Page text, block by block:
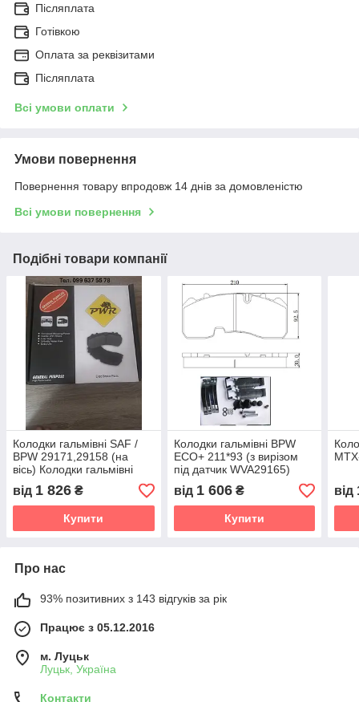
Післяплата
Готівкою
Оплата за реквізитами
Післяплата
Всі умови оплати
Умови повернення
Повернення товару впродовж 14 днів за домовленістю
Всі умови повернення
Подібні товари компанії
Колодки гальмівні SAF /
BPW 29171,29158 (на
вісь) Колодки гальмівні
САФ Колодки гальмівні
БПВ
від 1 826 ₴
Купити
Колодки гальмівні BPW
ECO+ 211*93 (з вирізом
під датчик WVA29165)
від 1 606₴
Купити
від
Про нас
93% позитивних з 143 відгуків за рік
Працює з 05.12.2016
м. Луцьк
Луцьк, Україна
Контакти